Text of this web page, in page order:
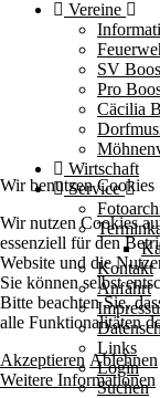
Vereine
SV Boos
Pro
Cäcilia
Wirtschaft
Service
Kontakt
Anfahrt
Links
Login
Suchen
Wir benutzen Cookies
Wir nutzen Cookies
essenziell für den
Website und die
Sie können selbst
Bitte beachten Sie,
alle Funktionalitäten
Akzeptieren Ablehnen
Weitere Informationen